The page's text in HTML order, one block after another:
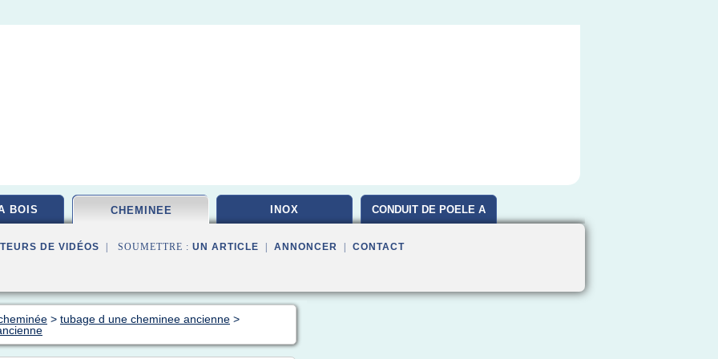
BOIS CHEMINEE INOX CONDUIT DE POELE A
DE VIDÉOS | SOUMETTRE : UN ARTICLE ANNONCER CONTACT
> tubage d une cheminee ancienne >